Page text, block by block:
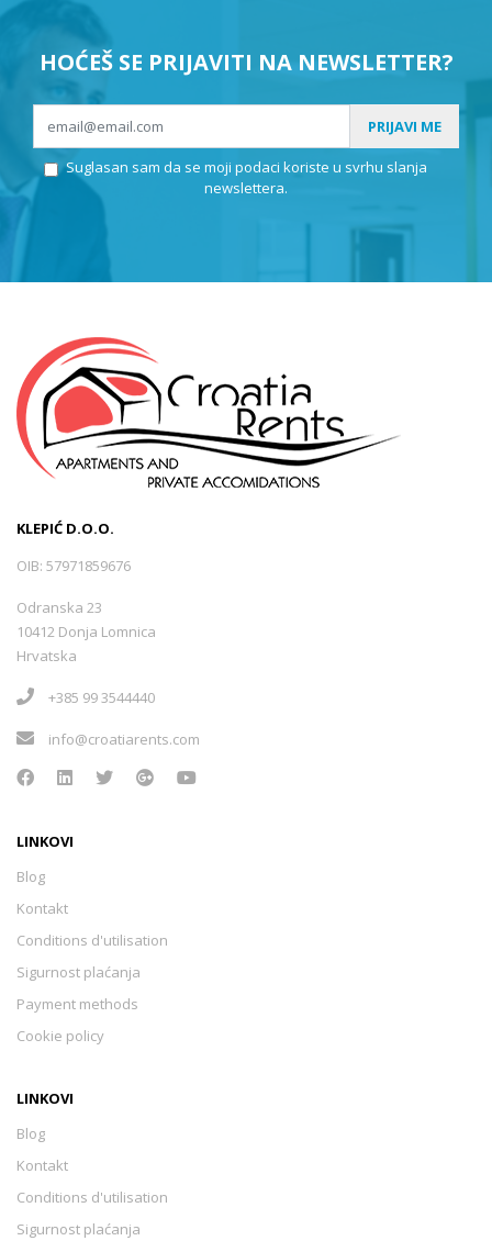
HOĆEŠ SE PRIJAVITI NA NEWSLETTER?
PRIJAVI ME
Suglasan sam da se moji podaci koriste u svrhu slanja
newslettera.
KLEPIĆ D.O.O.
OIB: 57971859676
Odranska 23
10412 Donja Lomnica
Hrvatska
+385 99 3544440
info@croatiarents.com
LINKOVI
Blog
Kontakt
Conditions d'utilisation
Sigurnost plaćanja
Payment methods
Cookie policy
LINKOVI
Blog
Kontakt
Conditions d'utilisation
Sigurnost plaćanja